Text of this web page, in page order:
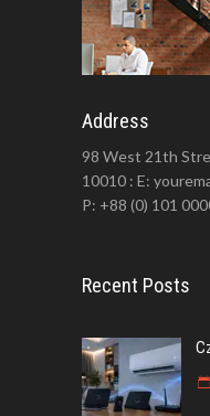
Address
98 West 21th
10010 : E:
P: +88 (0) 101
Recent Posts